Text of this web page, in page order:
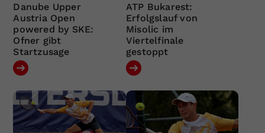
Danube Upper
Austria Open
powered by SKE:
Ofner gibt
Startzusage
ATP Bukarest:
Erfolgslauf von
Misolic im
Viertelfinale
gestoppt